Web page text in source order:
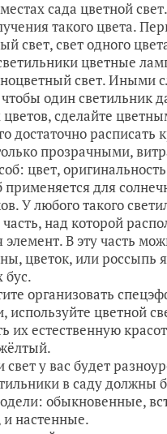
сада цветной
такого цвета.
свет, свет одного
цветные
свет. Иными
один светильник
цветов, сделайте
достаточно расписать
прозрачными,
цвет,
применяется для
У любого такого
над которой
элемент. В эту часть
цветок, или россыпь
бус.
организовать
используйте цветной
их естественную
свет у вас будет
в саду должны
обыкновенные,
настенные.